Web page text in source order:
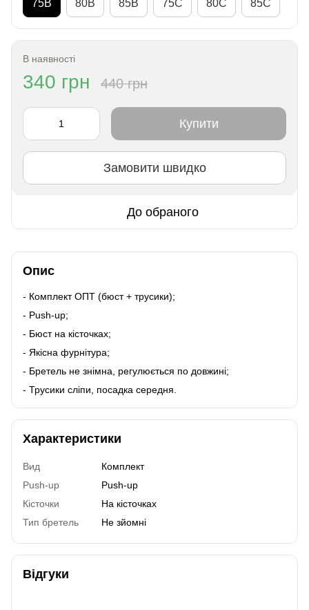
75B 80B 85B 75C 80C 85C
В наявності
340 грн 440 грн
Купити
Замовити швидко
До обраного
Опис
- Комплект ОПТ (бюст + трусики);
- Push-up;
- Бюст на кісточках;
- Якісна фурнітура;
- Бретель не знімна, регулюється по довжині;
- Трусики сліпи, посадка середня.
Характеристики
Вид
Комплект
Push-up
Push-up
Кісточки
На кісточках
Тип бретель
Не зйомні
Відгуки